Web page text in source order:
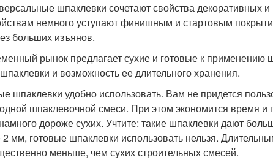
шпаклевки сочетают свойства
немного уступают финишным и стартовым
больших изъянов.
рынок предлагает сухие и готовые к применению
и возможность ее длительного хранения.
шпаклевки удобно использовать. Вам не придется
шпаклевочной смеси. При этом экономится время и
дороже сухих. Учтите: такие шпаклевки дают
мм, готовые шпаклевки использовать нельзя.
меньше, чем сухих строительных смесей.